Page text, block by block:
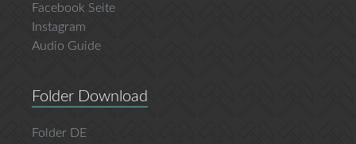
Facebook Seite
Instagram
Audio Guide
Folder Download
Folder DE